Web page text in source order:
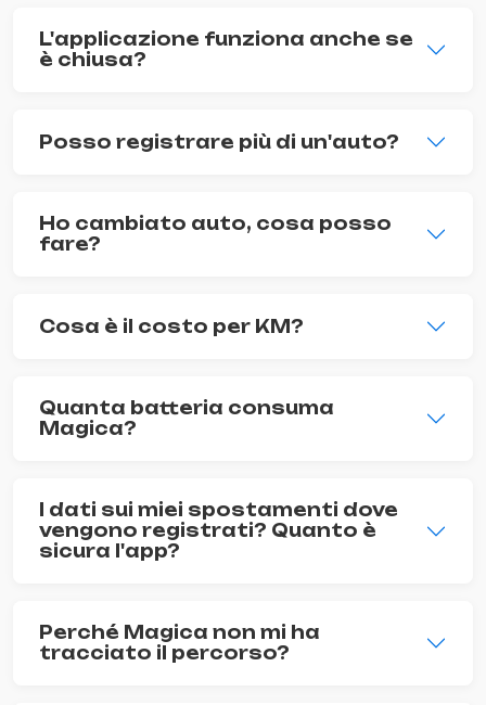
L'applicazione funziona anche se
è chiusa?
Posso registrare più di un'auto?
Ho cambiato auto, cosa posso
fare?
Cosa è il costo per KM?
Quanta batteria consuma
Magica?
I dati sui miei spostamenti dove
vengono registrati? Quanto è
sicura l'app?
Perché Magica non mi ha
tracciato il percorso?